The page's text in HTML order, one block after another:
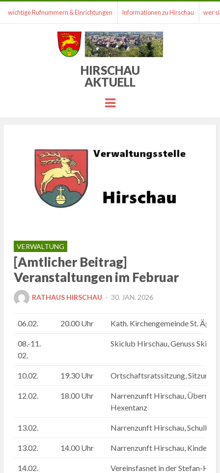
wichtige Rufnummern & Einrichtungen Informationen zu Hirschau wer
HIRSCHAU
AKTUELL
Menu
VERWALTUNG
[Amtlicher Beitrag]
Veranstaltungen im Februar
RATHAUS HIRSCHAU
POSTED
30. JAN. 2026
06.02. 20.00 Uhr Kath. Kirchengemeinde St.
08.-11.
02.
Skiclub Hirschau, Genuss
10.02. 19.30 Uhr Ortschaftsratssitzung,
12.02. 18.00 Uhr
Narrenzunft Hirschau,
Hexentanz
13.02. Narrenzunft Hirschau,
13.02. 14.00 Uhr Narrenzunft Hirschau,
14.02. Vereinsfasnet in der Stefan-